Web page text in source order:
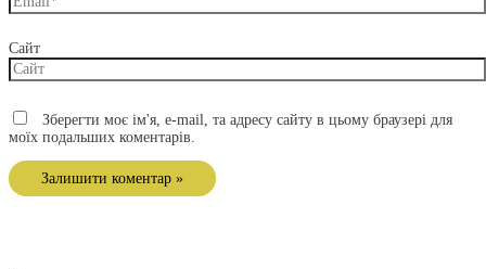
Сайт
Зберегти моє ім'я, e-mail, та адресу сайту в цьому браузері для
моїх подальших коментарів.